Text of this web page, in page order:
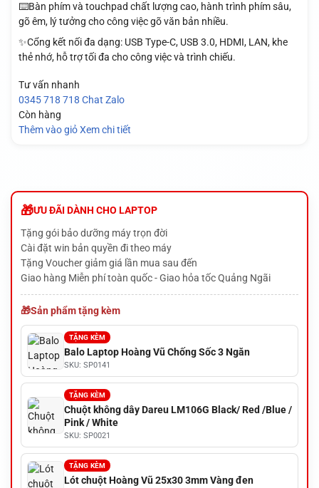
⌨️Bàn phím và touchpad chất lượng cao, hành trình phím sâu,
gõ êm, lý tưởng cho công việc gõ văn bản nhiều.
✨Cổng kết nối đa dạng: USB Type-C, USB 3.0, HDMI, LAN, khe
thẻ nhớ, hỗ trợ tối đa cho công việc và trình chiếu.
Tư vấn nhanh
0345 718 718 Chat Zalo
Còn hàng
Thêm vào giỏ Xem chi tiết
ƯU ĐÃI DÀNH CHO LAPTOP
Tặng gói bảo dưỡng máy trọn đời
Cài đặt win bản quyền đi theo máy
Tặng Voucher giảm giá lần mua sau đến
Giao hàng Miễn phí toàn quốc - Giao hỏa tốc Quảng Ngãi
Sản phẩm tặng kèm
TẶNG KÈM
Balo Laptop Hoàng Vũ Chống Sốc 3 Ngăn
SKU: SP0141
TẶNG KÈM
Chuột không dây Dareu LM106G Black/ Red /Blue /
Pink / White
SKU: SP0021
TẶNG KÈM
Lót chuột Hoàng Vũ 25x30 3mm Vàng đen